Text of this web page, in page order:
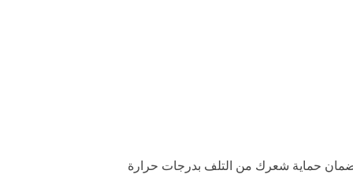
كامل مع ضمان حماية شعرك من التلف بدرجات حرارة